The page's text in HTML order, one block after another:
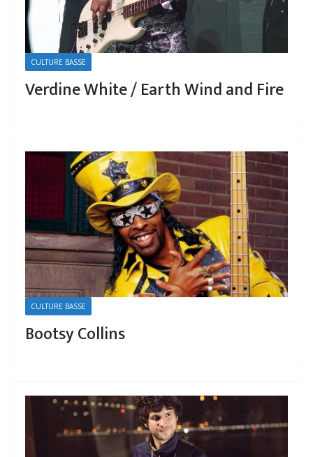
CULTURE BASSE
Verdine White / Earth Wind and Fire
CULTURE BASSE
Bootsy Collins